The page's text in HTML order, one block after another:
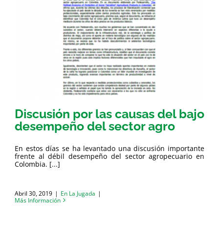
Discusión por las causas del bajo
desempeño del sector agro
En estos días se ha levantado una discusión importante
frente al débil desempeño del sector agropecuario en
Colombia. [...]
Abril 30, 2019 | En La Jugada |
Más Información